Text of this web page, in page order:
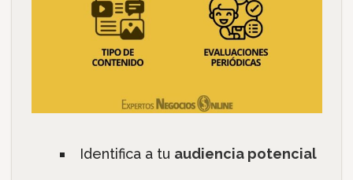
Identifica a tu audiencia potencial